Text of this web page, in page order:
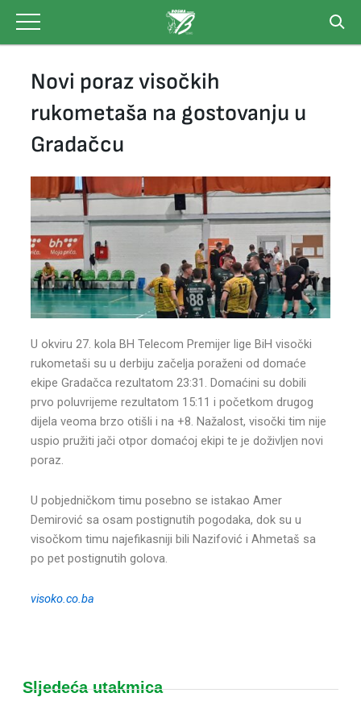
content
Novi poraz visočkih
rukometaša na gostovanju u
Gradačcu
U okviru 27. kola BH Telecom Premijer lige BiH visočki
rukometaši su u derbiju začelja poraženi od domaće
ekipe Gradačca rezultatom 23:31. Domaćini su dobili
prvo poluvrijeme rezultatom 15:11 i početkom drugog
dijela veoma brzo otišli i na +8. Nažalost, visočki tim nije
uspio pružiti jači otpor domaćoj ekipi te je doživljen novi
poraz.
U pobjedničkom timu posebno se istakao Amer
Demirović sa osam postignutih pogodaka, dok su u
visočkom timu najefikasniji bili Nazifović i Ahmetaš sa
po pet postignutih golova.
visoko.co.ba
Sljedeća utakmica